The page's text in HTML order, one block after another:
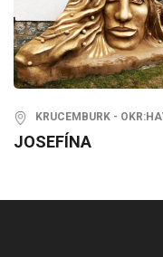
KRUCEMBURK -
JOSEFÍNA